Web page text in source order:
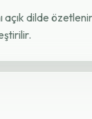
açık dilde